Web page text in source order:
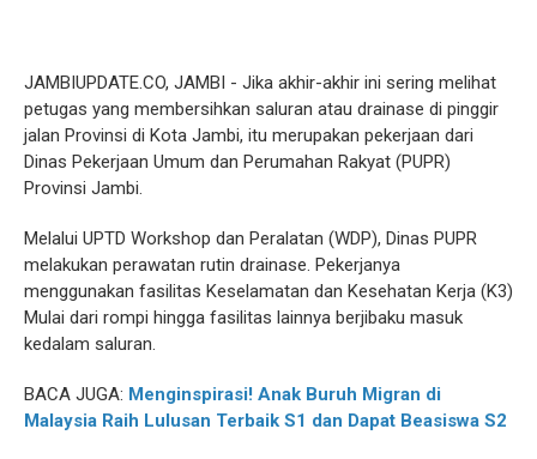
JAMBIUPDATE.CO, JAMBI - Jika akhir-akhir ini sering melihat
petugas yang membersihkan saluran atau drainase di pinggir
jalan Provinsi di Kota Jambi, itu merupakan pekerjaan dari
Dinas Pekerjaan Umum dan Perumahan Rakyat (PUPR)
Provinsi Jambi.
Melalui UPTD Workshop dan Peralatan (WDP), Dinas PUPR
melakukan perawatan rutin drainase. Pekerjanya
menggunakan fasilitas Keselamatan dan Kesehatan Kerja (K3)
Mulai dari rompi hingga fasilitas lainnya berjibaku masuk
kedalam saluran.
BACA JUGA: Menginspirasi! Anak Buruh Migran di
Malaysia Raih Lulusan Terbaik S1 dan Dapat Beasiswa S2